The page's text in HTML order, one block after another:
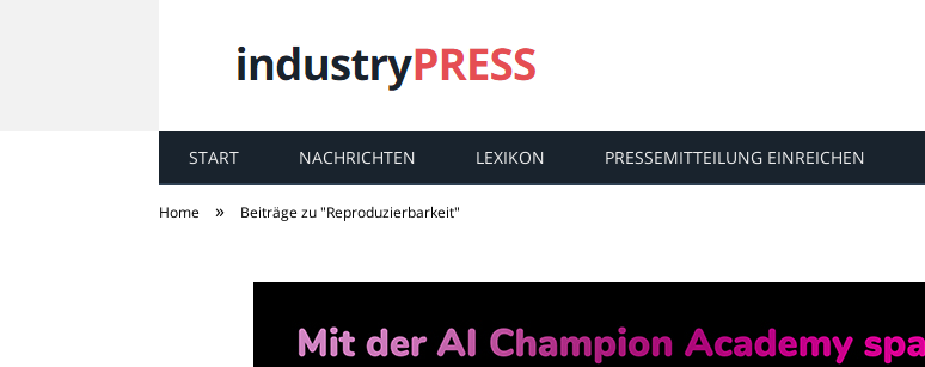
industryPRESS
START NACHRICHTEN LEXIKON PRESSEMITTEILUNG EINREICHEN
Home » Beiträge zu "Reproduzierbarkeit"